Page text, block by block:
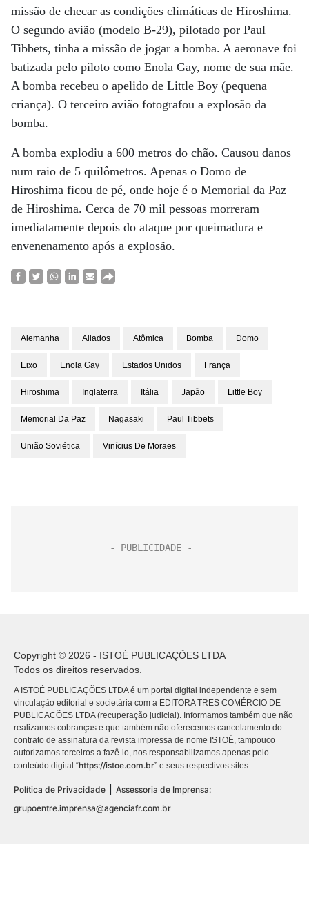
missão de checar as condições climáticas de Hiroshima.
O segundo avião (modelo B-29), pilotado por Paul
Tibbets, tinha a missão de jogar a bomba. A aeronave foi
batizada pelo piloto como Enola Gay, nome de sua mãe.
A bomba recebeu o apelido de Little Boy (pequena
criança). O terceiro avião fotografou a explosão da
bomba.
A bomba explodiu a 600 metros do chão. Causou danos
num raio de 5 quilômetros. Apenas o Domo de
Hiroshima ficou de pé, onde hoje é o Memorial da Paz
de Hiroshima. Cerca de 70 mil pessoas morreram
imediatamente depois do ataque por queimadura e
envenenamento após a explosão.
Alemanha Aliados Atômica Bomba Domo
Eixo Enola Gay Estados Unidos França
Hiroshima Inglaterra Itália Japão Little Boy
Memorial Da Paz Nagasaki Paul Tibbets
União Soviética Vinícius De Moraes
Copyright © 2026 - ISTOÉ PUBLICAÇÕES LTDA
Todos os direitos reservados.
A ISTOÉ PUBLICAÇÕES LTDA é um portal digital independente e sem
vinculação editorial e societária com a EDITORA TRES COMÉRCIO DE
PUBLICACÕES LTDA (recuperação judicial). Informamos também que não
realizamos cobranças e que também não oferecemos cancelamento do
contrato de assinatura da revista impressa de nome ISTOÉ, tampouco
autorizamos terceiros a fazê-lo, nos responsabilizamos apenas pelo
conteúdo digital “https://istoe.com.br” e seus respectivos sites.
Política de Privacidade
Assessoria de Imprensa:
grupoentre.imprensa@agenciafr.com.br